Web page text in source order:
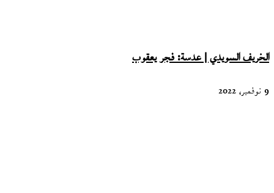
الخريف السويدي | عدسة: فجر يعقوب
9 نوفمبر، 2022